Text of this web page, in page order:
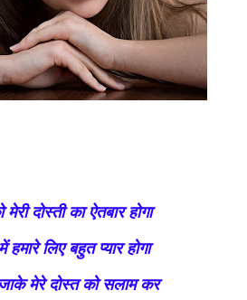
दोस्ती का ऐतबार होगा
हमारे लिए बहुत प्यार होगा
मेरे दोस्त को सलाम कर